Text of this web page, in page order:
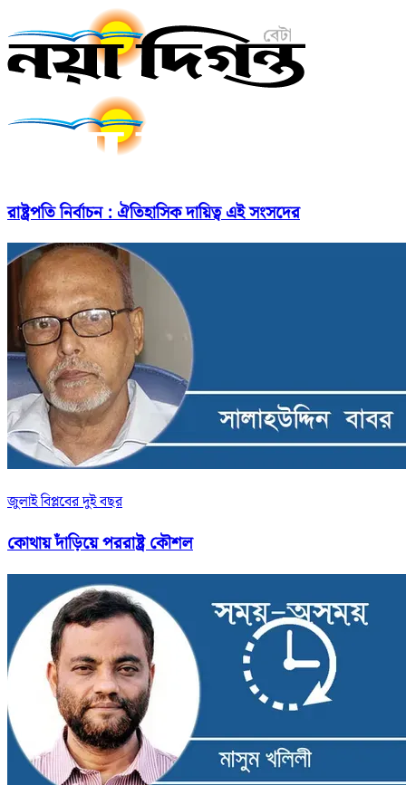
রাষ্ট্রপতি নির্বাচন : ঐতিহাসিক দায়িত্ব এই সংসদের
জুলাই বিপ্লবের দুই বছর
কোথায় দাঁড়িয়ে পররাষ্ট্র কৌশল